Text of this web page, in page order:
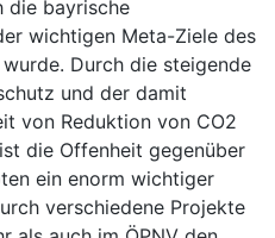
die bayrische
wichtigen Meta-Ziele des
Durch die steigende
und der damit
von Reduktion von CO2
die Offenheit gegenüber
ein enorm wichtiger
verschiedene Projekte